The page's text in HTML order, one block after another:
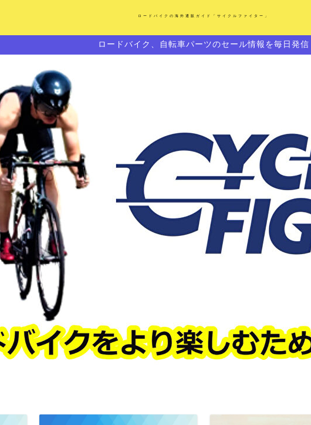
ロードバイクの海外通販ガイド「サイクルファイター」
ロードバイク、自転車パーツのセール情報を毎日発信